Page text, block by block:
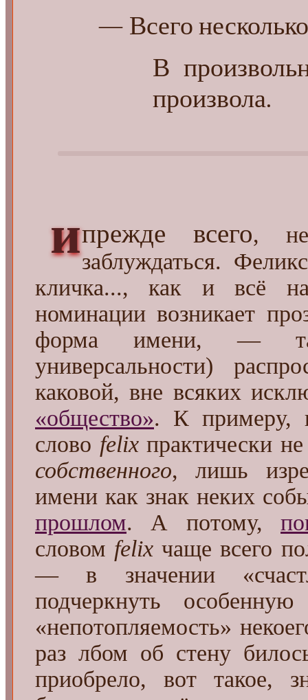
— Всего
В
произвола.
ипрежде всего, не
заблуждаться.
кличка..., как и всё
номинации возникает
форма имени, —
универсальности)
каковой, вне всяких
«общество». К примеру,
слово felixпрактически не
собственного, лишь
имени как знак неких
прошлом. А потому,
словом felix чаще всего
— в значении
подчеркнуть
«непотопляемость»
раз лбом об стену
приобрело, вот такое,